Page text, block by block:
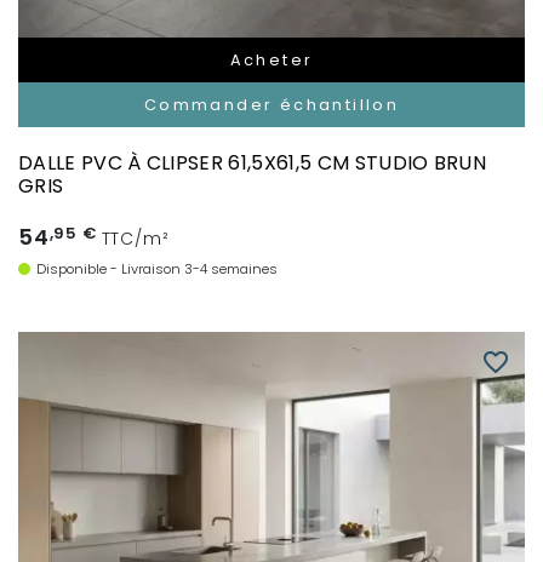
Acheter
Commander échantillon
DALLE PVC À CLIPSER 61,5X61,5 CM STUDIO BRUN
GRIS
54,95 € TTC/m²
Disponible - Livraison 3-4 semaines
favorite_border